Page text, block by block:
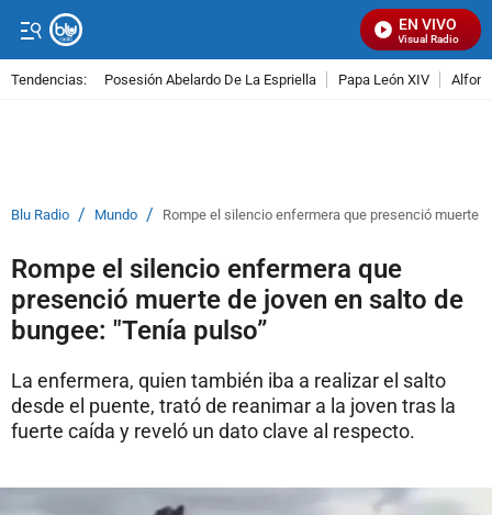
EN VIVO
Señal Visual Radio
Tendencias: Posesión Abelardo De La Espriella Papa León XIV
Blu Radio / Mundo / Rompe el silencio enfermera que presenció muerte
Rompe el silencio enfermera que
presenció muerte de joven en salto de
bungee: "Tenía pulso”
La enfermera, quien también iba a realizar el salto
desde el puente, trató de reanimar a la joven tras la
fuerte caída y reveló un dato clave al respecto.